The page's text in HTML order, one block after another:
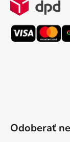
Odoberať